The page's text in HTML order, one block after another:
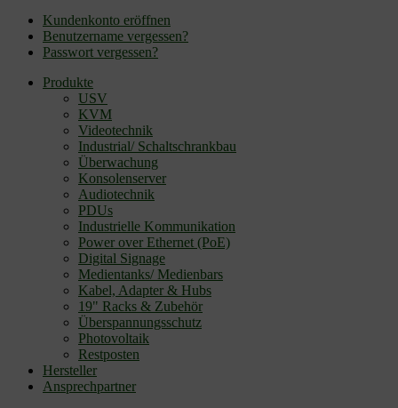
Kundenkonto eröffnen
Benutzername vergessen?
Passwort vergessen?
Produkte
USV
KVM
Videotechnik
Industrial/ Schaltschrankbau
Überwachung
Konsolenserver
Audiotechnik
PDUs
Industrielle Kommunikation
Power over Ethernet (PoE)
Digital Signage
Medientanks/ Medienbars
Kabel, Adapter & Hubs
19" Racks & Zubehör
Überspannungsschutz
Photovoltaik
Restposten
Hersteller
Ansprechpartner